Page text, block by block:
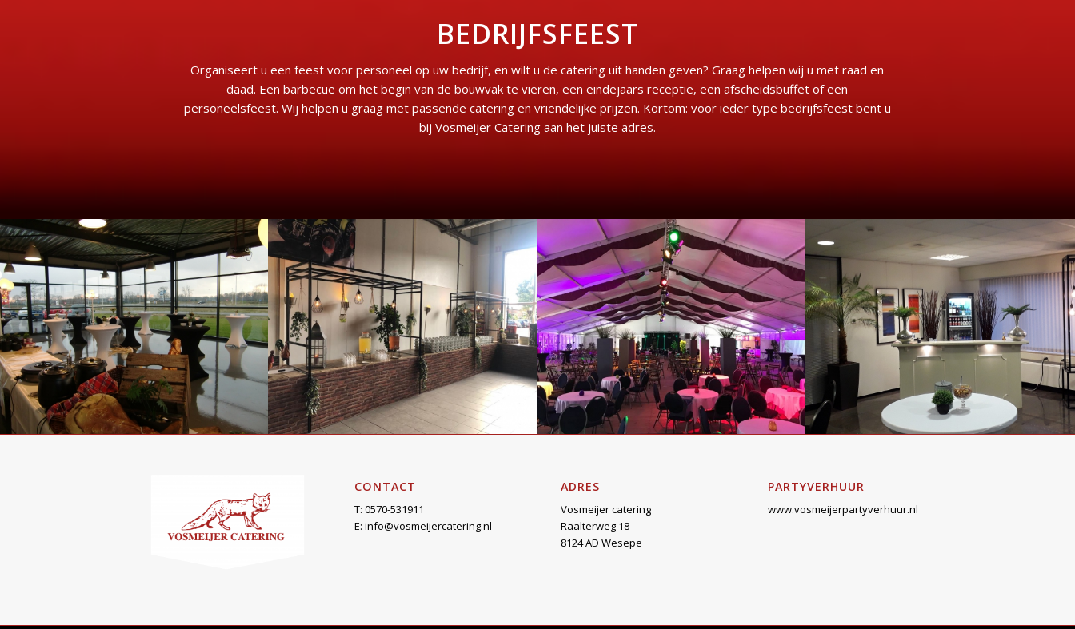
BEDRIJFSFEEST
Organiseert u een feest voor personeel op uw bedrijf, en wilt u de catering uit handen geven? Graag helpen wij u met raad en
daad. Een barbecue om het begin van de bouwvak te vieren, een eindejaars receptie, een afscheidsbuffet of een
personeelsfeest. Wij helpen u graag met passende catering en vriendelijke prijzen. Kortom: voor ieder type bedrijfsfeest bent u
bij Vosmeijer Catering aan het juiste adres.
CONTACT
T: 0570-531911
E: info@vosmeijercatering.nl
ADRES
Vosmeijer catering
Raalterweg 18
8124 AD Wesepe
PARTYVERHUUR
www.vosmeijerpartyverhuur.nl